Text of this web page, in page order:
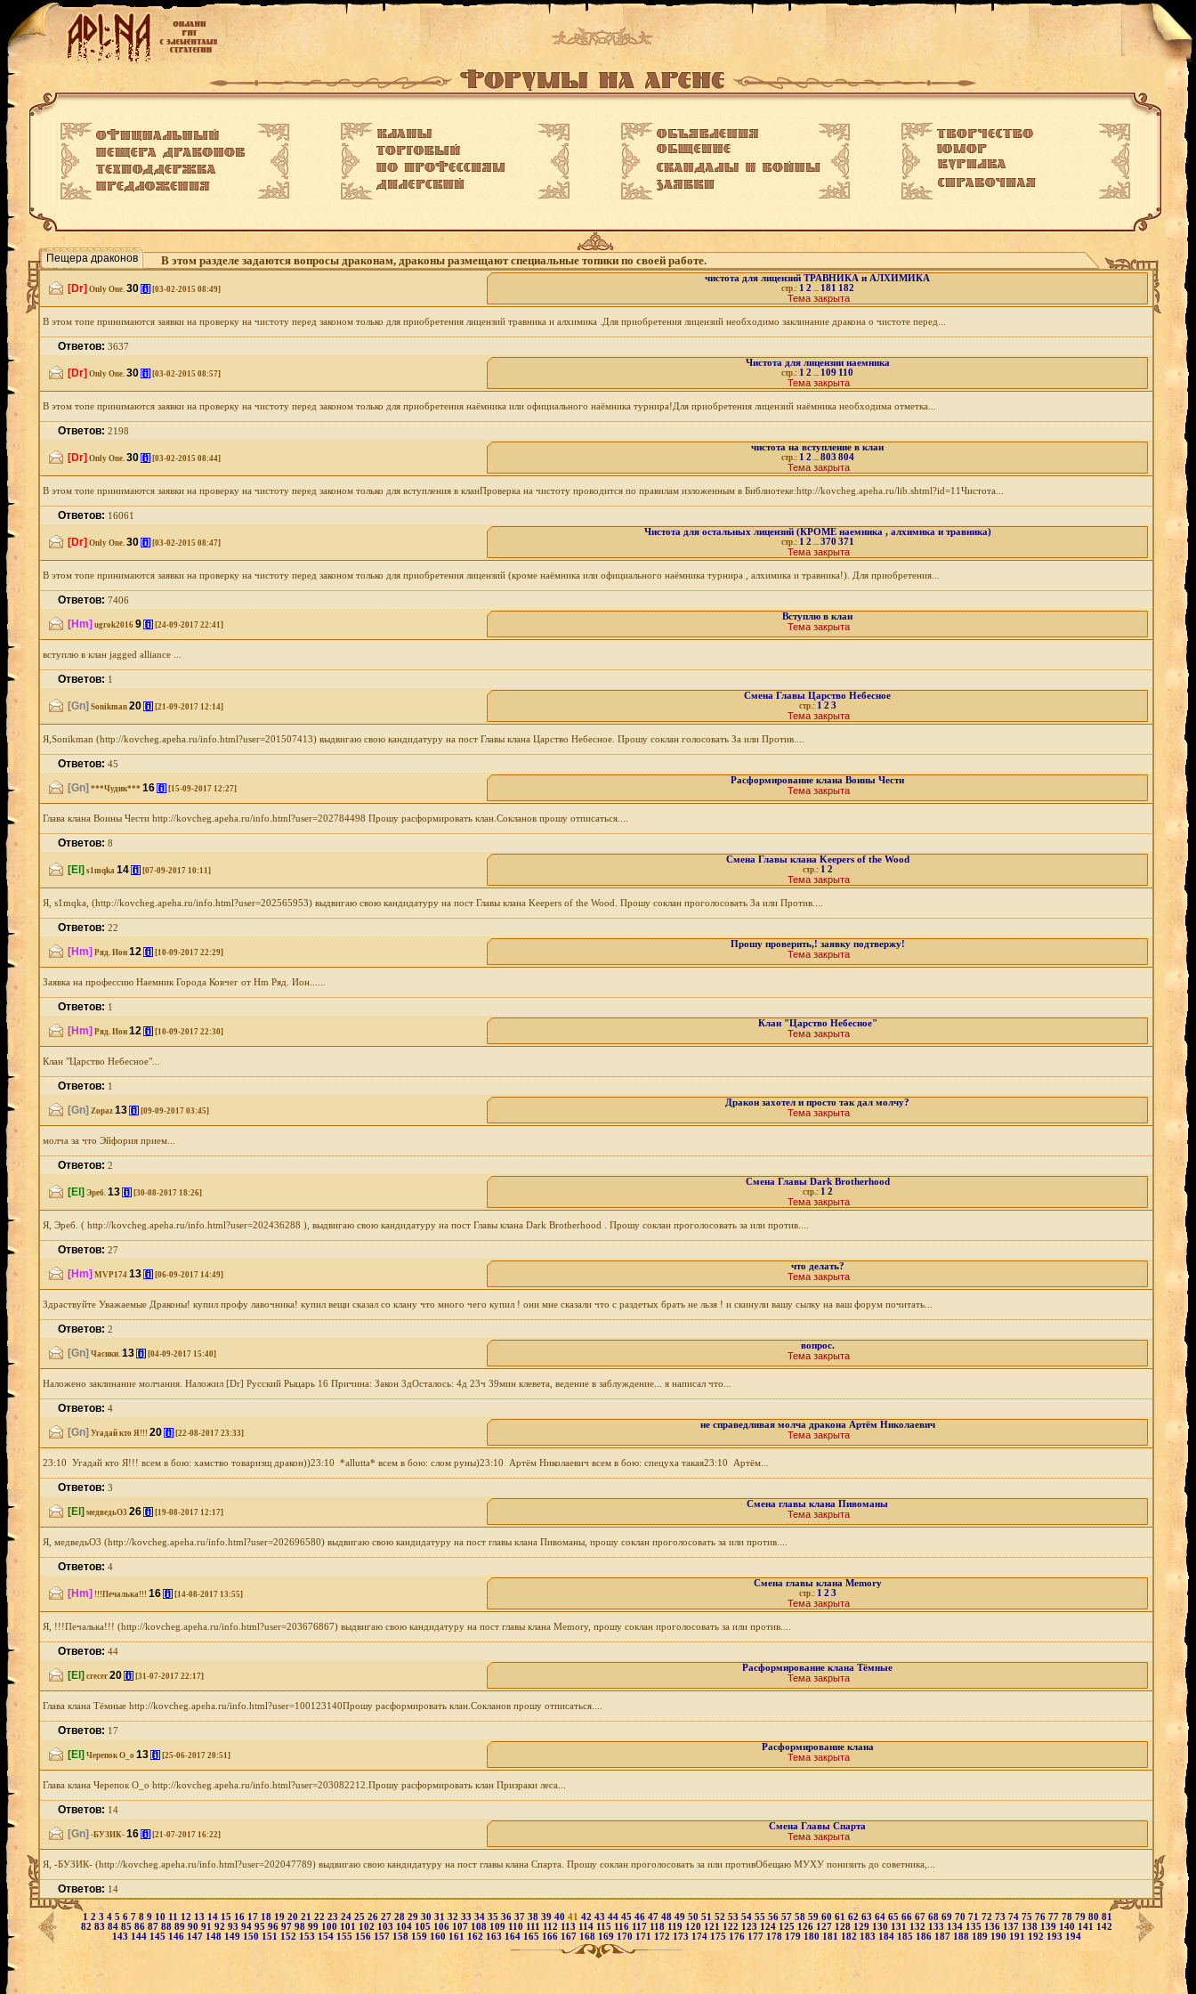
Пещера драконов В этом разделе задаются вопросы драконам, драконы размещают специальные топики по своей работе.
[Dr] Only One. 30 [i] [03-02-2015 08:49]
чистота для лицензий ТРАВНИКА и АЛХИМИКА
стр.: 1 2 ... 181 182
Тема закрыта
В этом топе принимаются заявки на проверку на чистоту перед законом только для приобретения лицензий травника и алхимика .Для приобретения лицензий необходимо заклинание дракона о чистоте перед...
Ответов:3637
[Dr] Only One. 30 [i] [03-02-2015 08:57]
Чистота для лицензии наемника
стр.: 1 2 ... 109 110
Тема закрыта
В этом топе принимаются заявки на проверку на чистоту перед законом только для приобретения наёмника или официального наёмника турнира!Для приобретения лицензий наёмника необходима отметка...
Ответов:2198
[Dr] Only One. 30 [i] [03-02-2015 08:44]
чистота на вступление в клан
стр.: 1 2 ... 803 804
Тема закрыта
В этом топе принимаются заявки на проверку на чистоту перед законом только для вступления в кланПроверка на чистоту проводится по правилам изложенным в Библиотеке:http://kovcheg.apeha.ru/lib.shtml?id=11Чистота...
Ответов:16061
[Dr] Only One. 30 [i] [03-02-2015 08:47]
Чистота для остальных лицензий (КРОМЕ наемника , алхимика и травника)
стр.: 1 2 ... 370 371
Тема закрыта
В этом топе принимаются заявки на проверку на чистоту перед законом только для приобретения лицензий (кроме наёмника или официального наёмника турнира , алхимика и травника!). Для приобретения...
Ответов:7406
[Hm] ugrok2016 9 [i] [24-09-2017 22:41]
Вступлю в клан
Тема закрыта
вступлю в клан jagged alliance ...
Ответов:1
[Gn] Sonikman 20 [i] [21-09-2017 12:14]
Смена Главы Царство Небесное
стр.: 1 2 3
Тема закрыта
Я,Sonikman (http://kovcheg.apeha.ru/info.html?user=201507413) выдвигаю свою кандидатуру на пост Главы клана Царство Небесное. Прошу соклан голосовать За или Против....
Ответов:45
[Gn] ***Чудик*** 16 [i] [15-09-2017 12:27]
Расформирование клана Воины Чести
Тема закрыта
Глава клана Воины Чести http://kovcheg.apeha.ru/info.html?user=202784498 Прошу расформировать клан.Сокланов прошу отписаться....
Ответов:8
[El] s1mqka 14 [i] [07-09-2017 10:11]
Смена Главы клана Keepers of the Wood
стр.: 1 2
Тема закрыта
Я, s1mqka, (http://kovcheg.apeha.ru/info.html?user=202565953) выдвигаю свою кандидатуру на пост Главы клана Keepers of the Wood. Прошу соклан проголосовать За или Против....
Ответов:22
[Hm] Ряд. Ион 12 [i] [10-09-2017 22:29]
Прошу проверить,! заявку подтвержу!
Тема закрыта
Заявка на профессию Наемник Города Ковчег от Hm Ряд. Ион......
Ответов:1
[Hm] Ряд. Ион 12 [i] [10-09-2017 22:30]
Клан "Царство Небесное"
Тема закрыта
Клан "Царство Небесное"...
Ответов:1
[Gn] Zopaz 13 [i] [09-09-2017 03:45]
Дракон захотел и просто так дал молчу?
Тема закрыта
молча за что Эйфория прием...
Ответов:2
[El] Эреб. 13 [i] [30-08-2017 18:26]
Смена Главы Dark Brotherhood
стр.: 1 2
Тема закрыта
Я, Эреб. ( http://kovcheg.apeha.ru/info.html?user=202436288 ), выдвигаю свою кандидатуру на пост Главы клана Dark Brotherhood . Прошу соклан проголосовать за или против....
Ответов:27
[Hm] MVP174 13 [i] [06-09-2017 14:49]
что делать?
Тема закрыта
Здраствуйте Уважаемые Драконы! купил профу лавочника! купил вещи сказал со клану что много чего купил ! они мне сказали что с раздетых брать не льзя ! и скинули вашу сылку на ваш форум почитать...
Ответов:2
[Gn] Часики. 13 [i] [04-09-2017 15:40]
вопрос.
Тема закрыта
Наложено заклинание молчания. Наложил [Dr] Русский Рыцарь 16 Причина: Закон 3дОсталось: 4д 23ч 39мин клевета, ведение в заблуждение... я написал что...
Ответов:4
[Gn] Угадай кто Я!!! 20 [i] [22-08-2017 23:33]
не справедливая молча дракона Артём Николаевич
Тема закрыта
23:10 Угадай кто Я!!! всем в бою: хамство товаризщ дракон))23:10 *allutta* всем в бою: слом руны)23:10 Артём Николаевич всем в бою: спецуха такая23:10 Артём...
Ответов:3
[El] медведьО3 26 [i] [19-08-2017 12:17]
Смена главы клана Пивоманы
Тема закрыта
Я, медведьО3 (http://kovcheg.apeha.ru/info.html?user=202696580) выдвигаю свою кандидатуру на пост главы клана Пивоманы, прошу соклан проголосовать за или против....
Ответов:4
[Hm] !!!Печалька!!! 16 [i] [14-08-2017 13:55]
Смена главы клана Memory
стр.: 1 2 3
Тема закрыта
Я, !!!Печалька!!! (http://kovcheg.apeha.ru/info.html?user=203676867) выдвигаю свою кандидатуру на пост главы клана Memory, прошу соклан проголосовать за или против....
Ответов:44
[El] crecer 20 [i] [31-07-2017 22:17]
Расформирование клана Тёмные
Тема закрыта
Глава клана Тёмные http://kovcheg.apeha.ru/info.html?user=100123140Прошу расформировать клан.Сокланов прошу отписаться....
Ответов:17
[El] Черепок О_о 13 [i] [25-06-2017 20:51]
Расформирование клана
Тема закрыта
Глава клана Черепок О_о http://kovcheg.apeha.ru/info.html?user=203082212.Прошу расформировать клан Призраки леса...
Ответов:14
[Gn] -БУЗИК- 16 [i] [21-07-2017 16:22]
Смена Главы Спарта
Тема закрыта
Я, -БУЗИК- (http://kovcheg.apeha.ru/info.html?user=202047789) выдвигаю свою кандидатуру на пост главы клана Спарта. Прошу соклан проголосовать за или противОбещаю МУХУ понизить до советника,...
Ответов:14
1 2 3 4 5 6 7 8 9 10 11 12 13 14 15 16 17 18 19 20 21 22 23 24 25 26 27 28 29 30 31 32 33 34 35 36 37 38 39 40 41 42 43 44 45 46 47 48 49 50 51 52 53 54 55 56 57 58 59 60 61 62 63 64 65 66 67 68 69 70 71 72 73 74 75 76 77 78 79 80 81
82 83 84 85 86 87 88 89 90 91 92 93 94 95 96 97 98 99 100 101 102 103 104 105 106 107 108 109 110 111 112 113 114 115 116 117 118 119 120 121 122 123 124 125 126 127 128 129 130 131 132 133 134 135 136 137 138 139 140 141
142
143 144 145 146 147 148 149 150 151 152 153 154 155 156 157 158 159 160 161 162 163 164 165 166 167 168 169 170 171 172 173 174 175 176 177 178 179 180 181 182 183 184 185 186 187 188 189 190 191 192 193 194